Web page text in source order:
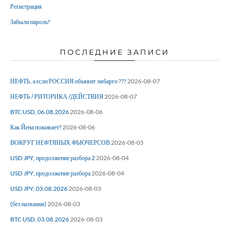
Регистрация
Забыли пароль?
ПОСЛЕДНИЕ ЗАПИСИ
НЕФТЬ, а если РОССИЯ объявит эмбарго ??? 2026-08-07
НЕФТЬ / РИТОРИКА /ДЕЙСТВИЯ 2026-08-07
BTC USD, 06.08.2026 2026-08-06
Как Йена поживает? 2026-08-06
ВОКРУГ НЕФТЯНЫХ ФЬЮЧЕРСОВ 2026-08-05
USD JPY, продолжение разбора 2 2026-08-04
USD JPY, продолжение разбора 2026-08-04
USD JPY, 03.08.2026 2026-08-03
(без названия) 2026-08-03
BTC USD, 03.08.2026 2026-08-03